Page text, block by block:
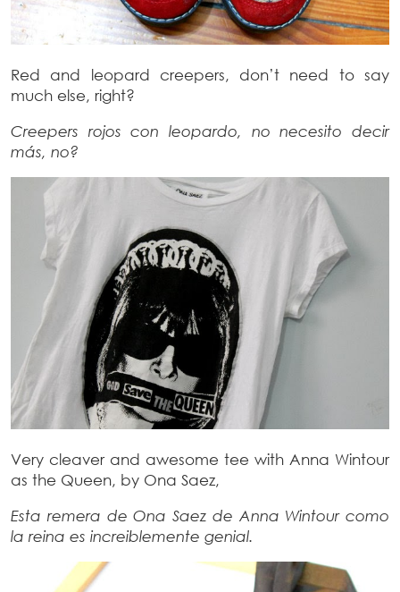
Red and leopard creepers, don’t need to say
much else, right?
Creepers rojos con leopardo, no necesito decir
más, no?
Very cleaver and awesome tee with Anna Wintour
as the Queen, by Ona Saez,
Esta remera de Ona Saez de Anna Wintour como
la reina es increiblemente genial.